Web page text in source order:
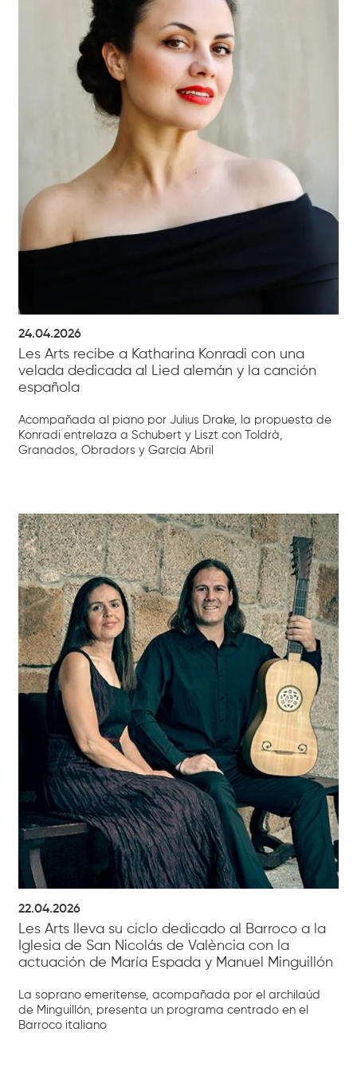
24.04.2026
Les Arts recibe a Katharina Konradi con una
velada dedicada al Lied alemán y la canción
española
Acompañada al piano por Julius Drake, la propuesta de
Konradi entrelaza a Schubert y Liszt con Toldrà,
Granados, Obradors y García Abril
22.04.2026
Les Arts lleva su ciclo dedicado al Barroco a la
Iglesia de San Nicolás de València con la
actuación de María Espada y Manuel Minguillón
La soprano emeritense, acompañada por el archilaúd
de Minguillón, presenta un programa centrado en el
Barroco italiano